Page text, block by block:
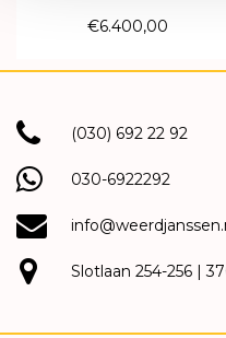
€6.400,00
(030) 692 22 92
030-6922292
Slotlaan 254-256 |